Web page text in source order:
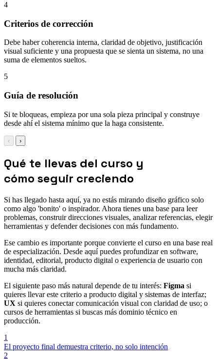
4
Criterios de corrección
Debe haber coherencia interna, claridad de objetivo, justificación
visual suficiente y una propuesta que se sienta un sistema, no una
suma de elementos sueltos.
5
Guía de resolución
Si te bloqueas, empieza por una sola pieza principal y construye
desde ahí el sistema mínimo que la haga consistente.
‹ ›
Qué te llevas del curso y
cómo seguir creciendo
Si has llegado hasta aquí, ya no estás mirando diseño gráfico solo
como algo 'bonito' o inspirador. Ahora tienes una base para leer
problemas, construir direcciones visuales, analizar referencias, elegir
herramientas y defender decisiones con más fundamento.
Ese cambio es importante porque convierte el curso en una base real
de especialización. Desde aquí puedes profundizar en software,
identidad, editorial, producto digital o experiencia de usuario con
mucha más claridad.
El siguiente paso más natural depende de tu interés: Figma si
quieres llevar este criterio a producto digital y sistemas de interfaz;
UX si quieres conectar comunicación visual con claridad de uso; o
cursos de herramientas si buscas más dominio técnico en
producción.
1
El proyecto final demuestra criterio, no solo intención
2